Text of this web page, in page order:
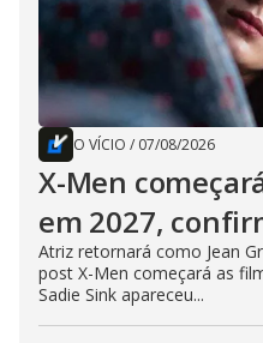
O VÍCIO / 07/08/2026
X-Men
em 2027,
Atriz retornará como Jean
post X-Men começará as
Sadie Sink apareceu...